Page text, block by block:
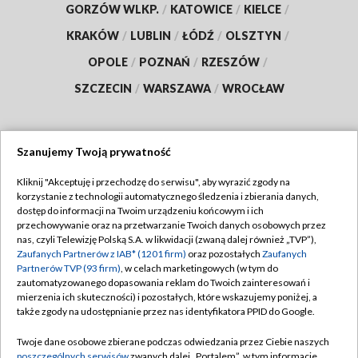
GORZÓW WLKP. / KATOWICE / KIELCE /
KRAKÓW / LUBLIN / ŁÓDŹ / OLSZTYN /
OPOLE / POZNAŃ / RZESZÓW /
SZCZECIN / WARSZAWA / WROCŁAW
TVP
Abonament TVP
Emisja w TVP
Centrum informacji TVP
Naziemna Telewizja Cyfrowa
Rada Programowa
Regulamin TVP
Polityka prywatności
Moje zgody
Pomoc
Szanujemy Twoją prywatność
Kliknij "Akceptuję i przechodzę do serwisu", aby wyrazić zgody na
korzystanie z technologii automatycznego śledzenia i zbierania danych,
dostęp do informacji na Twoim urządzeniu końcowym i ich
przechowywanie oraz na przetwarzanie Twoich danych osobowych przez
nas, czyli Telewizję Polską S.A. w likwidacji (zwaną dalej również „TVP”),
Zaufanych Partnerów z IAB* (1201 firm) oraz pozostałych Zaufanych
Partnerów TVP (93 firm), w celach marketingowych (w tym do
zautomatyzowanego dopasowania reklam do Twoich zainteresowań i
mierzenia ich skuteczności) i pozostałych, które wskazujemy poniżej, a
także zgody na udostępnianie przez nas identyfikatora PPID do Google.
Twoje dane osobowe zbierane podczas odwiedzania przez Ciebie naszych